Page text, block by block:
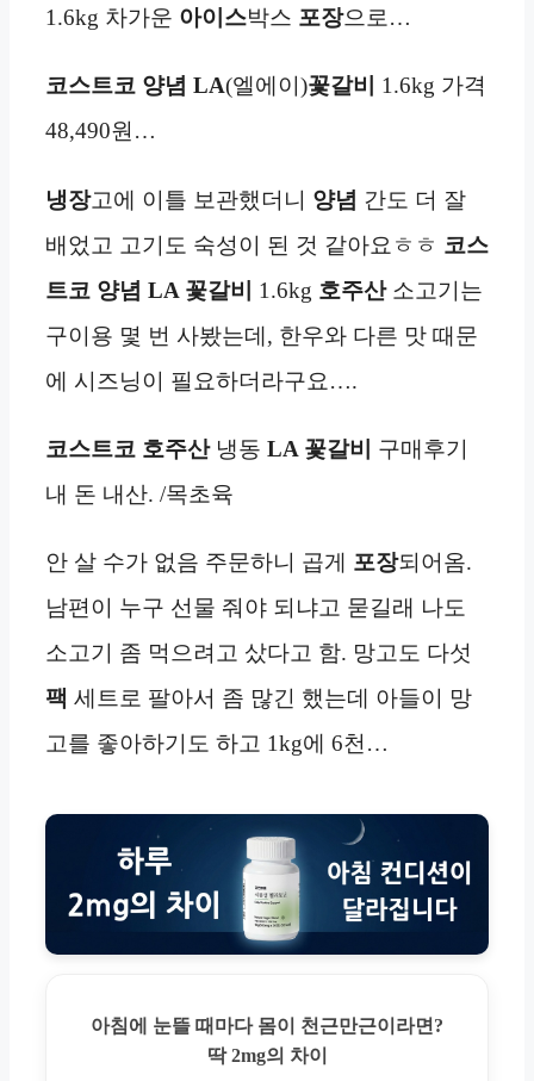
1.6kg 차가운 아이스박스 포장으로…
코스트코 양념 LA(엘에이)꽃갈비
1.6kg 가격
48,490원…
냉장고에 이틀 보관했더니 양념 간도 더 잘
배었고 고기도 숙성이 된 것 같아요ㅎㅎ 코스
트코 양념 LA 꽃갈비 1.6kg 호주산소고기는
구이용 몇 번 사봤는데, 한우와 다른 맛 때문
에 시즈닝이 필요하더라구요….
코스트코 호주산냉동 LA 꽃갈비
구매후기
내 돈 내산. /목초육
안 살 수가 없음 주문하니 곱게 포장되어옴.
남편이 누구 선물 줘야 되냐고 묻길래 나도
소고기 좀 먹으려고 샀다고 함. 망고도 다섯
팩 세트로 팔아서 좀 많긴 했는데 아들이 망
고를 좋아하기도 하고 1kg에 6천…
아침에 눈뜰 때마다 몸이 천근만근이라면?
딱 2mg의 차이